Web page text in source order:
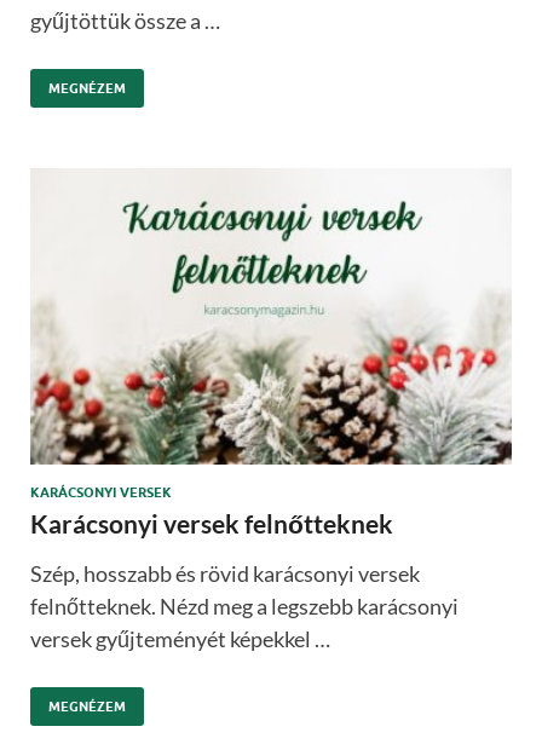
gyűjtöttük össze a …
MEGNÉZEM
KARÁCSONYI VERSEK
Karácsonyi versek felnőtteknek
Szép, hosszabb és rövid karácsonyi versek
felnőtteknek. Nézd meg a legszebb karácsonyi
versek gyűjteményét képekkel …
MEGNÉZEM